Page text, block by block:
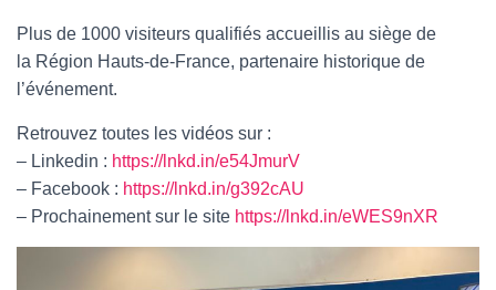
Plus de 1000 visiteurs qualifiés accueillis au siège de
la Région Hauts-de-France, partenaire historique de
l’événement.
Retrouvez toutes les vidéos sur :
– Linkedin : https://lnkd.in/e54JmurV
– Facebook : https://lnkd.in/g392cAU
– Prochainement sur le site https://lnkd.in/eWES9nXR